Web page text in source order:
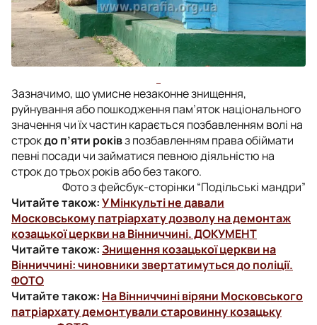
Зазначимо, що умисне незаконне знищення,
руйнування або пошкодження пам’яток національного
значення чи їх частин карається позбавленням волі на
строкдо п’яти роківз позбавленням права обіймати
певні посади чи займатися певною діяльністю на
строк до трьох років або без такого.
Фото з фейсбук-сторінки “Подільські мандри”
Читайте також:У Мінкульті не давали
Московському патріархату дозволу на демонтаж
козацької церкви на Вінниччині. ДОКУМЕНТ
Читайте також:Знищення козацької церкви на
Вінниччині: чиновники звертатимуться до поліції.
ФОТО
Читайте також: На Вінниччині віряни Московського
патріархату демонтували старовинну козацьку